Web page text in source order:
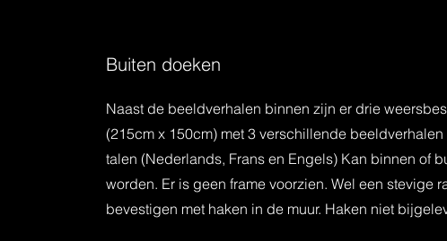
Buiten doeken
Naast de beeldverhalen binnen zijn er drie
(215cm x 150cm) met 3 verschillende
talen (Nederlands, Frans en Engels) Kan binnen of
worden. Er is geen frame voorzien. Wel een stevige
bevestigen met haken in de muur. Haken niet